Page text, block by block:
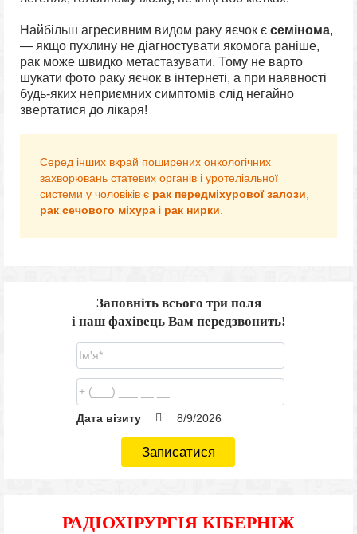
Найбільш агресивним видом раку яєчок є семінома,
— якщо пухлину не діагностувати якомога раніше,
рак може швидко метастазувати. Тому не варто
шукати фото раку яєчок в інтернеті, а при наявності
будь-яких неприємних симптомів слід негайно
звертатися до лікаря!
Серед інших вкрай поширених онкологічних
захворювань статевих органів і уротеліальної
системи у чоловіків є рак передміхурової залози
рак сечового міхура і рак нирки
Заповніть всього три поля
і наш фахівець Вам передзвонить!
Дата візиту
Записатися
РАДІОХІРУРГІЯ КІБЕРНІЖ